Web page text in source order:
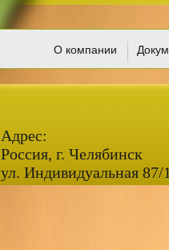
О компании
Адрес:
Россия, г. Челябинск
ул. Индивидуальная 87/